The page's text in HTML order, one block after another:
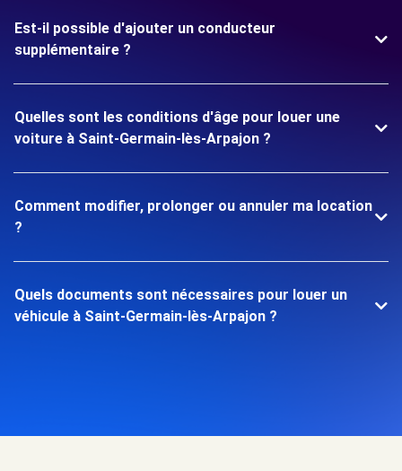
Est-il possible d'ajouter un conducteur
supplémentaire ?
Quelles sont les conditions d'âge pour louer une
voiture à Saint-Germain-lès-Arpajon ?
Comment modifier, prolonger ou annuler ma location
?
Quels documents sont nécessaires pour louer un
véhicule à Saint-Germain-lès-Arpajon ?